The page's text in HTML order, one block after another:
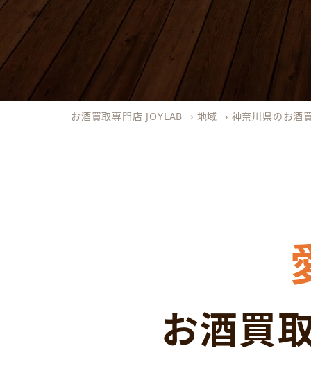
お酒買取専門店 JOYLAB › 地域 › 神奈川県のお酒
お酒買